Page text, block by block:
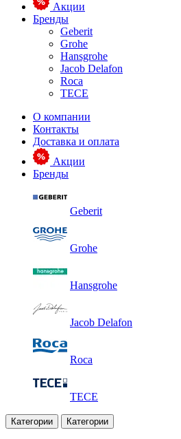
Акции
Бренды
Geberit
Grohe
Hansgrohe
Jacob Delafon
Roca
TECE
О компании
Контакты
Доставка и оплата
Акции
Бренды
Geberit
Grohe
Hansgrohe
Jacob Delafon
Roca
TECE
Категории Категории